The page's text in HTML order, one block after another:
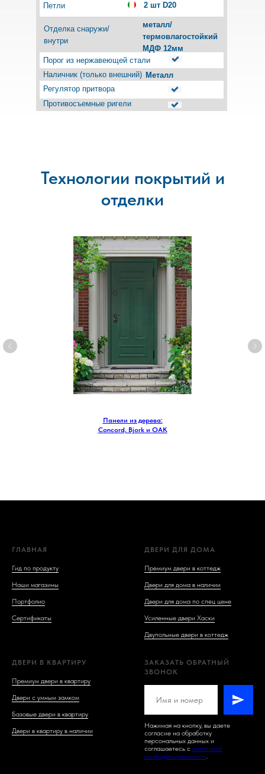
Петли
Отделка снаружи/
внутри
Порог из нержавеющей стали
Наличник (только внешний)
Регулятор притвора
2 шт D20
металл/
термовлагостойкий
МДФ 12мм
Металл
Противосъемные ригели
Технологии покрытий и
отделки
Панели из дерева:
Concord, Bjork и OAK
ГЛАВНАЯ
Гид по продукту
Наши магазины
Портфолио
Сертификаты
ДВЕРИ ДЛЯ ДОМА
Премиум двери в коттедж
Двери для дома в наличии
Двери для дома по спец цене
Усиленные двери Хаски
Двупольные двери в коттедж
ДВЕРИ В КВАРТИРУ
Премиум двери в квартиру
Двери с умным замком
Базовые двери в квартиру
Двери в квартиру в наличии
ЗАКАЗАТЬ ОБРАТНЫЙ
ЗВОНОК
Нажимая на кнопку, вы даете
согласие на обработку
персональных данных и
соглашаетесь c политикой
конфиденциальности.